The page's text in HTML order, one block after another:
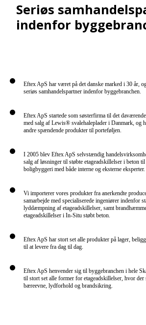
Seriøs
indenfor
Eftex ApS har været på det danske marked i 30 år,
seriøs samhandelspartner indenfor byggebranchen.
Eftex ApS startede som søsterfirma til det
med salg af Lewis® svalehaleplader i Danmark, og
andre spændende produkter til porteføljen.
I 2005 blev Eftex ApS selvstændig
salg af løsninger til støbte etageadskillelser i beton
boligbyggeri med både interne og eksterne eksperter.
Vi importerer vores produkter fra anerkendte
samarbejde med specialiserede ingeniører indenfor
lyddæmpning af etageadskillelser, samt
etageadskillelser i In-Situ støbt beton.
Eftex ApS har stort set alle produkter på lager,
til at levere fra dag til dag.
Eftex ApS henvender sig til byggebranchen i hele
til stort set alle former for etageadskillelser, hvor
bæreevne, lydforhold og brandsikring.